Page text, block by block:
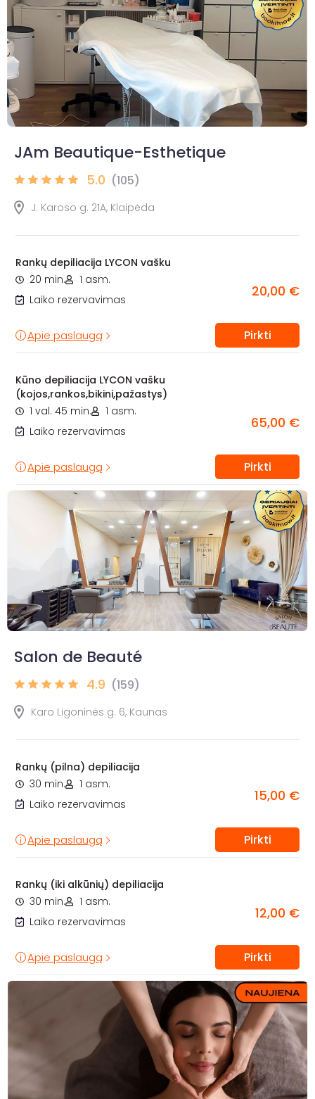
JAm Beautique-Esthetique
5.0 (105)
J. Karoso g. 21A, Klaipėda
Rankų depiliacija LYCON vašku
20 min.
1 asm.
Laiko rezervavimas
20,00 €
Apie paslaugą Pirkti
Kūno depiliacija LYCON vašku
(kojos,rankos,bikini,pažastys)
1 val. 45 min.
1 asm.
Laiko rezervavimas
65,00 €
Apie paslaugą Pirkti
Salon de Beauté
4.9 (159)
Karo Ligoninės g. 6, Kaunas
Rankų (pilna) depiliacija
30 min.
1 asm.
Laiko rezervavimas
15,00 €
Apie paslaugą Pirkti
Rankų (iki alkūnių) depiliacija
30 min.
1 asm.
Laiko rezervavimas
12,00 €
Apie paslaugą Pirkti